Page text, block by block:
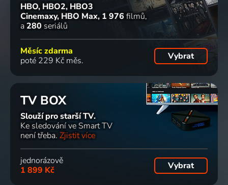
HBO, HBO2, HBO3
Cinemaxy, HBO Max 1 976 filmů
a 280 seriálů
Měsíc zdarma
poté 229 Kč měs.
Vybrat
TV BOX
Slouží pro starší TV.
Ke sledování ve Smart TV
není třeba. Zjistit více
jednorázově
1 899 Kč
Vybrat